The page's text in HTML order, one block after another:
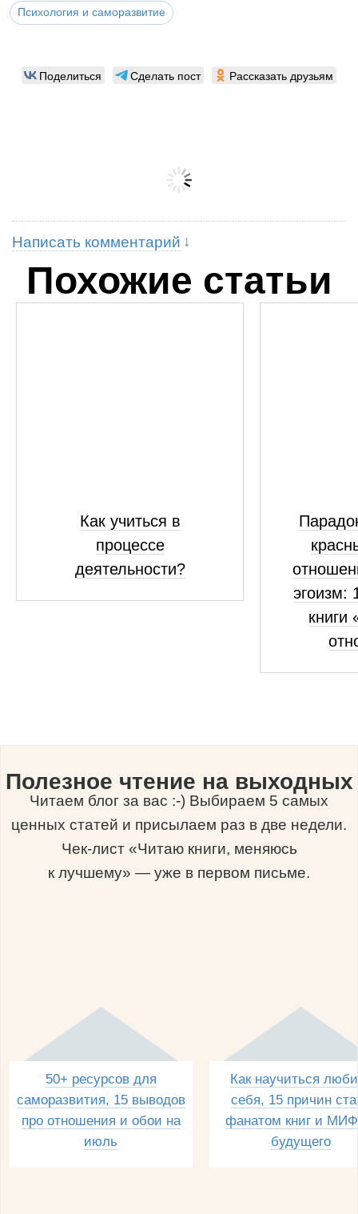
Психология и саморазвитие
Поделиться Сделать пост Рассказать друзьям
Написать комментарий
Похожие статьи
Как учиться в
процессе
деятельности?
эгоизм:
книги
Полезное чтение на выходных
Читаем блог за вас :-) Выбираем 5 самых
ценных статей и присылаем раз в две недели.
Чек-лист «Читаю книги, меняюсь
к лучшему» — уже в первом письме.
50+ ресурсов для
саморазвития, 15 выводов
про отношения и обои на
июль
Как научиться
себя, 15 причин
фанатом книг и
будущего